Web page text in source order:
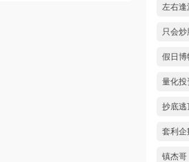
左右逢
只会炒
假日博
量化投
抄底逃
套利企
镇杰哥